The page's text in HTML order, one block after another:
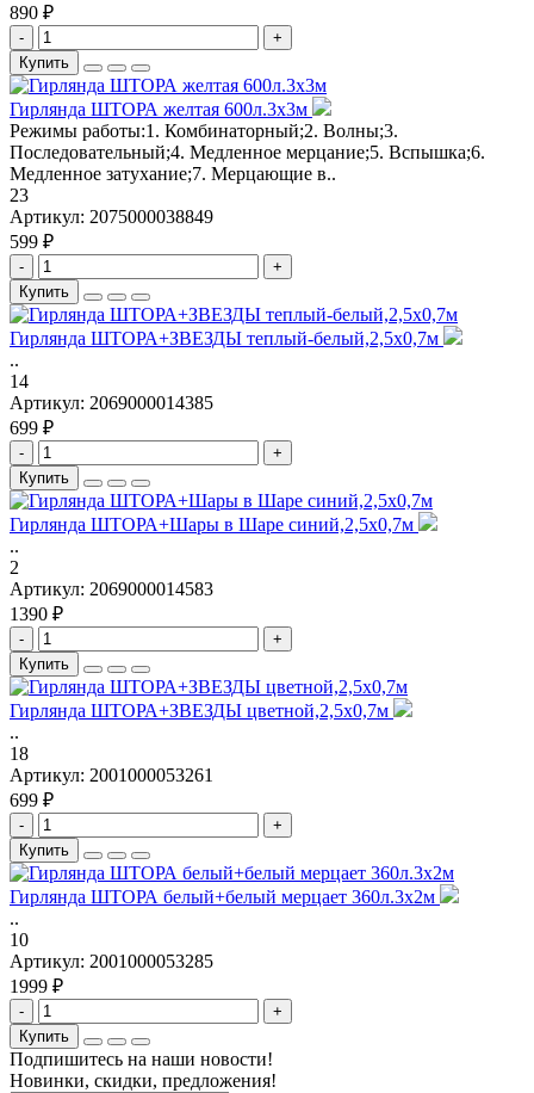
890 ₽
-
+
Купить
Гирлянда ШТОРА желтая 600л.3х3м
Режимы работы:1. Комбинаторный;2. Волны;3.
Последовательный;4. Медленное мерцание;5. Вспышка;6.
Медленное затухание;7. Мерцающие в..
23
Артикул: 2075000038849
599 ₽
-
+
Купить
Гирлянда ШТОРА+ЗВЕЗДЫ теплый-белый,2,5х0,7м
..
14
Артикул: 2069000014385
699 ₽
-
+
Купить
Гирлянда ШТОРА+Шары в Шаре синий,2,5х0,7м
..
2
Артикул: 2069000014583
1390 ₽
-
+
Купить
Гирлянда ШТОРА+ЗВЕЗДЫ цветной,2,5х0,7м
..
18
Артикул: 2001000053261
699 ₽
-
+
Купить
Гирлянда ШТОРА белый+белый мерцает 360л.3х2м
..
10
Артикул: 2001000053285
1999 ₽
-
+
Купить
Подпишитесь на наши новости!
Новинки, скидки, предложения!